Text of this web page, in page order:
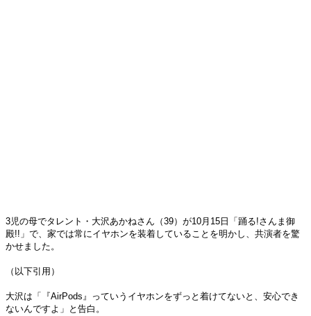
3児の母でタレント・大沢あかねさん（39）が10月15日「踊る!さんま御
殿!!」で、家では常にイヤホンを装着していることを明かし、共演者を驚
かせました。
（以下引用）
大沢は「『AirPods』っていうイヤホンをずっと着けてないと、安心でき
ないんですよ」と告白。